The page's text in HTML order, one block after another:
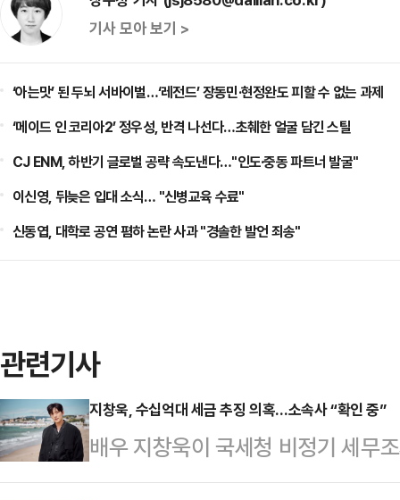
기사 모아 보기 >
‘아는맛’ 된 두뇌 서바이벌…‘레전드’ 장동민·현정완도 피할 수 없는 과제
‘메이드 인 코리아2’ 정우성, 반격 나선다…초췌한 얼굴 담긴 스틸
CJ ENM, 하반기 글로벌 공략 속도낸다…"인도·중동 파트너 발굴"
이신영, 뒤늦은 입대 소식… "신병교육 수료"
신동엽, 대학로 공연 폄하 논란 사과 "경솔한 발언 죄송"
관련기사
지창욱, 수십억대 세금 추징 의혹…소속사 “확인 중”
배우 지창욱이 국세청 비정기 세무
로 알려졌다.2일 필드뉴스의 보도